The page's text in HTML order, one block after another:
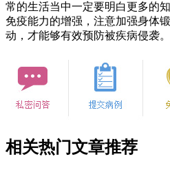
常的生活当中一定要明白更多的
免疫能力的增强，注意加强身体
动，才能够有效预防被疾病侵袭。
相关热门文章推荐